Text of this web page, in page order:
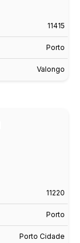
11415
Porto
Valongo
11220
Porto
Porto Cidade